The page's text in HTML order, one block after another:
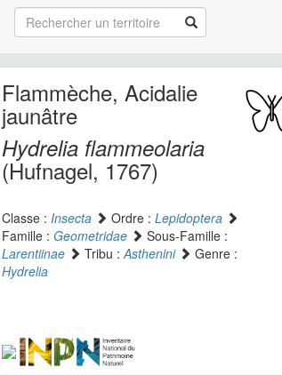
Flammèche, Acidalie
jaunâtre
Hydrelia flammeolaria
(Hufnagel, 1767)
Classe : Insecta Ordre : Lepidoptera
Famille : Geometridae
Sous-Famille :
Larentiinae
Tribu :Asthenini
Genre :
Hydrelia